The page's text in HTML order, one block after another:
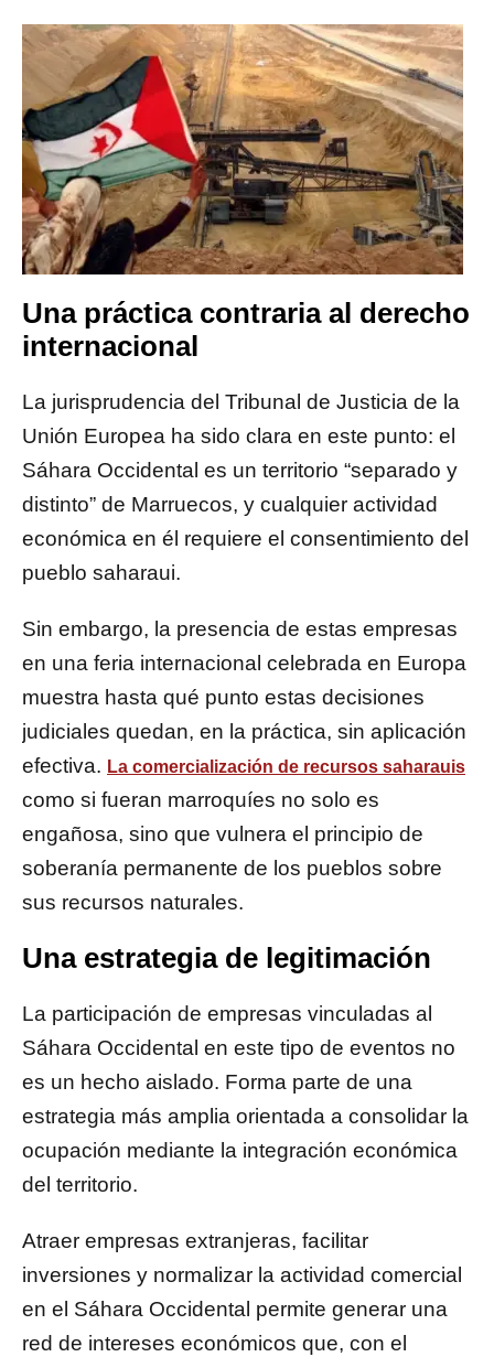
Una práctica contraria al derecho
internacional
La jurisprudencia del Tribunal de Justicia de la
Unión Europea ha sido clara en este punto: el
Sáhara Occidental es un territorio “separado y
distinto” de Marruecos, y cualquier actividad
económica en él requiere el consentimiento del
pueblo saharaui.
Sin embargo, la presencia de estas empresas
en una feria internacional celebrada en Europa
muestra hasta qué punto estas decisiones
judiciales quedan, en la práctica, sin aplicación
efectiva. La comercialización de recursos saharauis
como si fueran marroquíes no solo es
engañosa, sino que vulnera el principio de
soberanía permanente de los pueblos sobre
sus recursos naturales.
Una estrategia de legitimación
La participación de empresas vinculadas al
Sáhara Occidental en este tipo de eventos no
es un hecho aislado. Forma parte de una
estrategia más amplia orientada a consolidar la
ocupación mediante la integración económica
del territorio.
Atraer empresas extranjeras, facilitar
inversiones y normalizar la actividad comercial
en el Sáhara Occidental permite generar una
red de intereses económicos que, con el